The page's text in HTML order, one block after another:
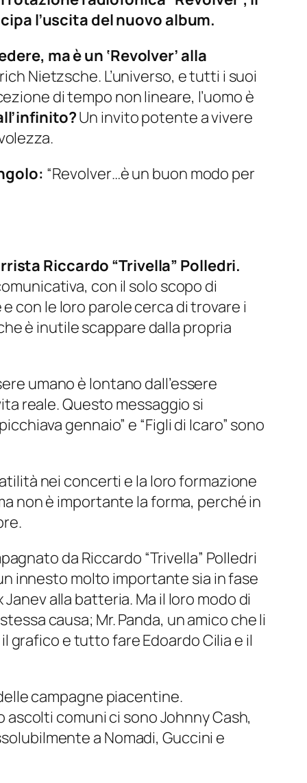
l’uscita del nuovo album.
ma è un ‘Revolver’ alla
Nietzsche. L’universo, e tutti i suoi
di tempo non lineare, l’uomo è
Un invito potente a vivere
“Revolver…è un buon modo per
Riccardo “Trivella” Polledri.
con il solo scopo di
con le loro parole cerca di trovare i
è inutile scappare dalla propria
umano è lontano dall’essere
reale. Questo messaggio si
gennaio” e “Figli di Icaro” sono
nei concerti e la loro formazione
non è importante la forma, perché in
da Riccardo “Trivella” Polledri
innesto molto importante sia in fase
alla batteria. Ma il loro modo di
causa; Mr. Panda, un amico che li
grafico e tutto fare Edoardo Cilia e il
campagne piacentine.
ascolti comuni ci sono Johnny Cash,
a Nomadi, Guccini e